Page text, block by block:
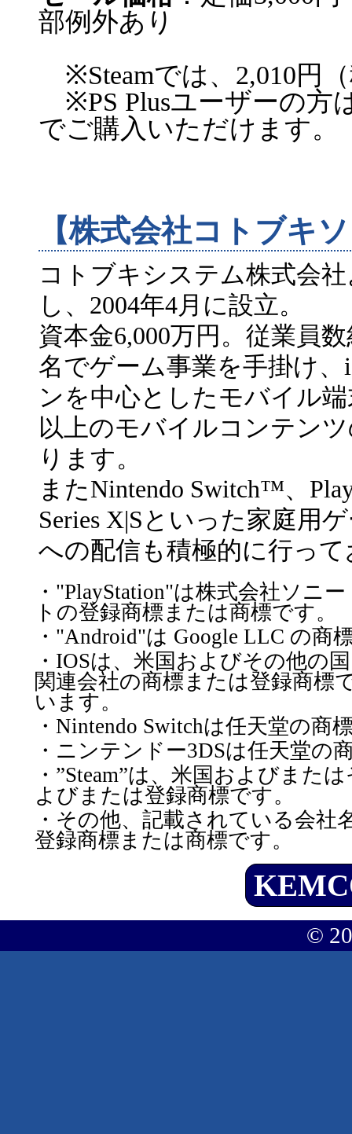
部例外あり
※Steamでは、2,010円
※PS Plusユーザーの方
でご購入いただけます。
【株式会社コトブキ
コトブキシステム株式会
し、2004年4月に設立。
資本金6,000万円。従業員
名でゲーム事業を手掛け
ンを中心としたモバイル
以上のモバイルコンテン
ります。
またNintendo Switch™、
Series X|Sといった家庭用
への配信も積極的に行っ
・"PlayStation"は株式会社ソニ
トの登録商標または商標です。
・"Android"は Google LLC の商
・IOSは、米国およびその他の
関連会社の商標または登録商標
います。
・Nintendo Switchは任天堂の商
・ニンテンドー3DSは任天堂の
・”Steam”は、米国およびまた
よびまたは登録商標です。
・その他、記載されている会
登録商標または商標です。
©